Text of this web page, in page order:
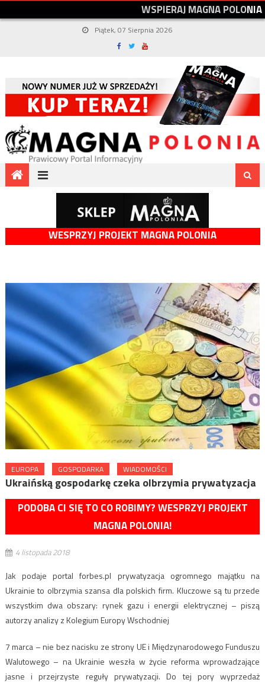
WSPIERAJMAGNAPOLONIA
Piątek, 07 Sierpnia 2026
WESPRZYJ PROJEKT MAGNA POLONIA
EUROPA GOSPODARKA WIADOMOŚCI
Ukraińską gospodarkę czeka olbrzymia prywatyzacja
PODOBA CI SIĘ TO CO ROBIMY? WESPRZYJ PROJEKT
MAGNA POLONIA!
4 listopada 2018
Jak podaje portal forbes.pl prywatyzacja ogromnego majątku na
Ukrainie to olbrzymia szansa dla polskich firm. Kluczowe są tu przede
wszystkim dwa obszary: rynek gazu i energii elektrycznej – piszą
autorzy analizy z Kolegium Europy Wschodniej
7 marca – nie bez nacisku ze strony UE i Międzynarodowego Funduszu
Walutowego – na Ukrainie weszła w życie reforma wprowadzające
jasne i przejrzyste reguły prywatyzacji. Do tej pory wyprzedaż